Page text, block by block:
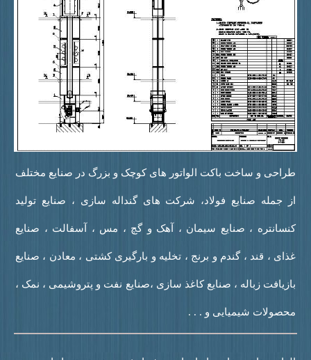
و ساخت باکت الواتور های کوچک و بزرگ در صنایع مختلف
جمله صنایع فولاد، شرکت های گنداله سازی ، صنایع تولید
، صنایع سیمان ، آهک و گچ ، مس ، آسفالت ، صنایع
، قند ، گندم و برنج ، تخلیه و بارگیری کشتی ، معادن ، صنایع
زباله ، صنایع کاغذ سازی ،صنایع نفت و پتروشیمی ، نمک ،
شیمیایی و . . .